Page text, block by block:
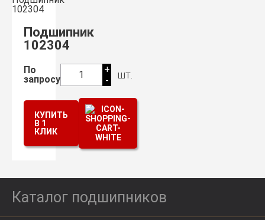
Каталог подшипников
Подшипник
102304
По
запросу
1
+
-
шт.
КУПИТЬ
В 1
КЛИК